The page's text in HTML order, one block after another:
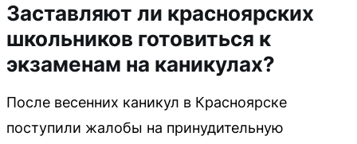
Заставляют ли красноярских
школьников готовиться к
экзаменам на каникулах?
После весенних каникул в Красноярске
поступили жалобы на принудительную